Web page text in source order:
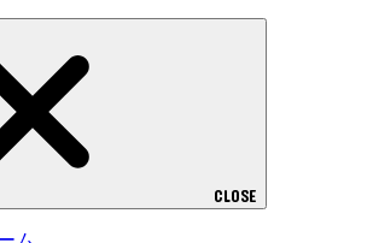
CLOSE